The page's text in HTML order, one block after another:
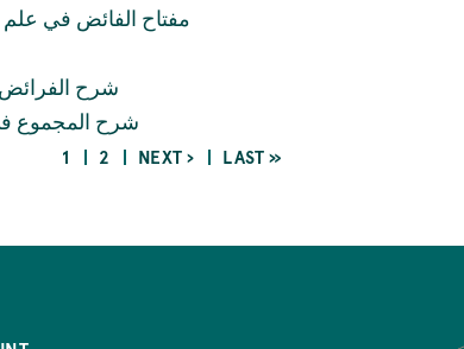
مفتاح الفائض في
شرح
شرح المجموع
CURRENT
1 PAGE
2
NEXT
NEXT ›
LAST
LAST »